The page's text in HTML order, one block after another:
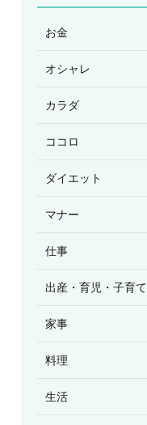
お金
オシャレ
カラダ
ココロ
ダイエット
マナー
仕事
出産・育児・子育て
家事
料理
生活